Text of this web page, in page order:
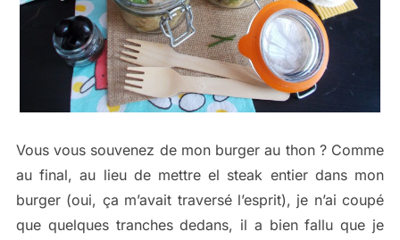
Vous vous souvenez de mon burger au thon ? Comme
au final, au lieu de mettre el steak entier dans mon
burger (oui, ça m’avait traversé l’esprit), je n’ai coupé
que quelques tranches dedans, il a bien fallu que je